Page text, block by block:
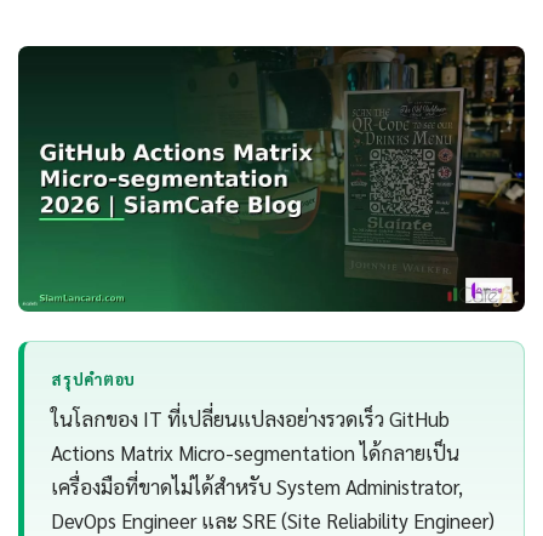
สรุปคำตอบ
ในโลกของ IT ที่เปลี่ยนแปลงอย่างรวดเร็ว GitHub
Actions Matrix Micro-segmentation ได้กลายเป็น
เครื่องมือที่ขาดไม่ได้สำหรับ System Administrator,
DevOps Engineer และ SRE (Site Reliability Engineer)